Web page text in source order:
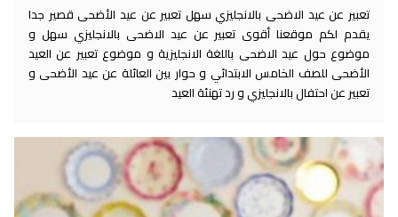
تعبير عن عيد الاضحى بالانجليزي سهل تعبير عن عيد الأضحى قصير جدا
يقدم لكم موقعنا أقوى تعبير عن عيد الاضحى بالانجليزي سهل و
موضوع حول عيد الاضحى باللغة الانجليزية و موضوع تعبير عن العيد
الأضحى للصف الخامس الابتدائي و حوار بين العائلة عن عيد الأضحى و
تعبير عن احتفال بالانجليزي و رد تهنئة العيد